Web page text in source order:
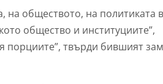
на обществото, на политиката в
общество и институциите”,
порциите”, твърди бившият